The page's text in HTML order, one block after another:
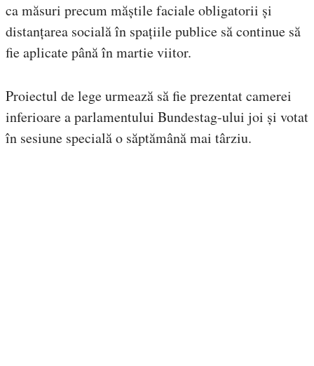
ca măsuri precum măștile faciale obligatorii și
distanțarea socială în spațiile publice să continue să
fie aplicate până în martie viitor.
Proiectul de lege urmează să fie prezentat camerei
inferioare a parlamentului Bundestag-ului joi și votat
în sesiune specială o săptămână mai târziu.